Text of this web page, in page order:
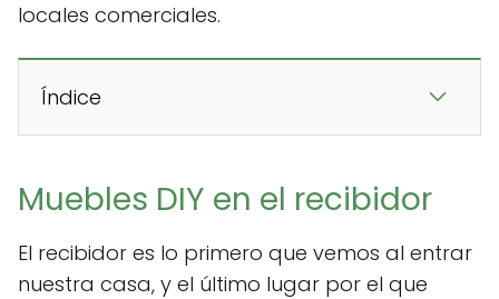
locales comerciales.
Índice
Muebles DIY en el recibidor
El recibidor es lo primero que vemos al entrar
nuestra casa, y el último lugar por el que